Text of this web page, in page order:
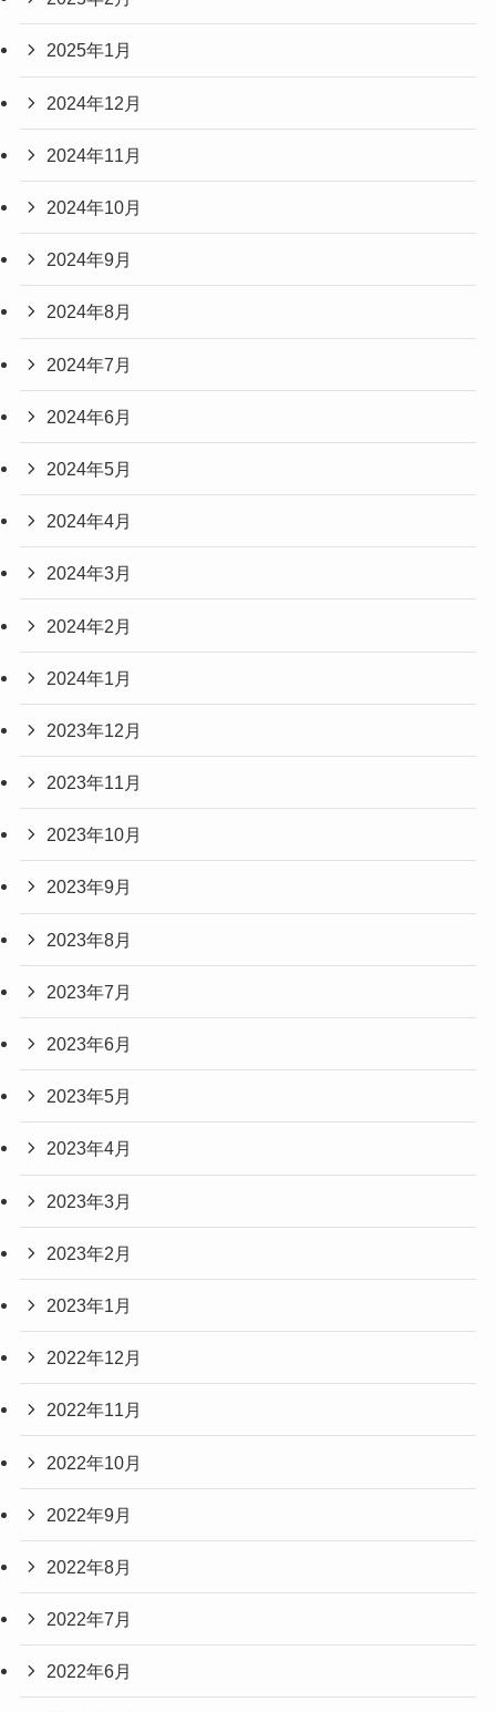
2025年1月
2024年12月
2024年11月
2024年10月
2024年9月
2024年8月
2024年7月
2024年6月
2024年5月
2024年4月
2024年3月
2024年2月
2024年1月
2023年12月
2023年11月
2023年10月
2023年9月
2023年8月
2023年7月
2023年6月
2023年5月
2023年4月
2023年3月
2023年2月
2023年1月
2022年12月
2022年11月
2022年10月
2022年9月
2022年8月
2022年7月
2022年6月